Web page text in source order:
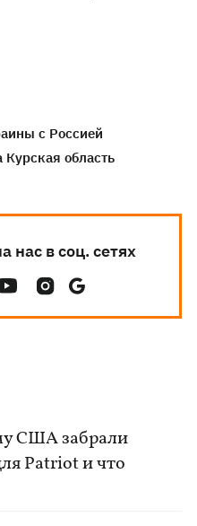
с Россией
область
нас в соц. сетях
США забрали
Patriot и что